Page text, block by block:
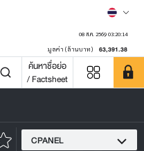
08 ส.ค. 2569 03:20:14
มูลค่า (ล้านบาท) 63,391.38
ค้นหาชื่อย่อ
/ Factsheet
CPANEL